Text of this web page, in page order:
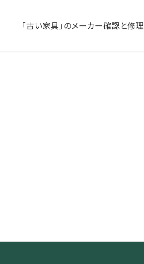
「古い家具」のメーカー確認と修理